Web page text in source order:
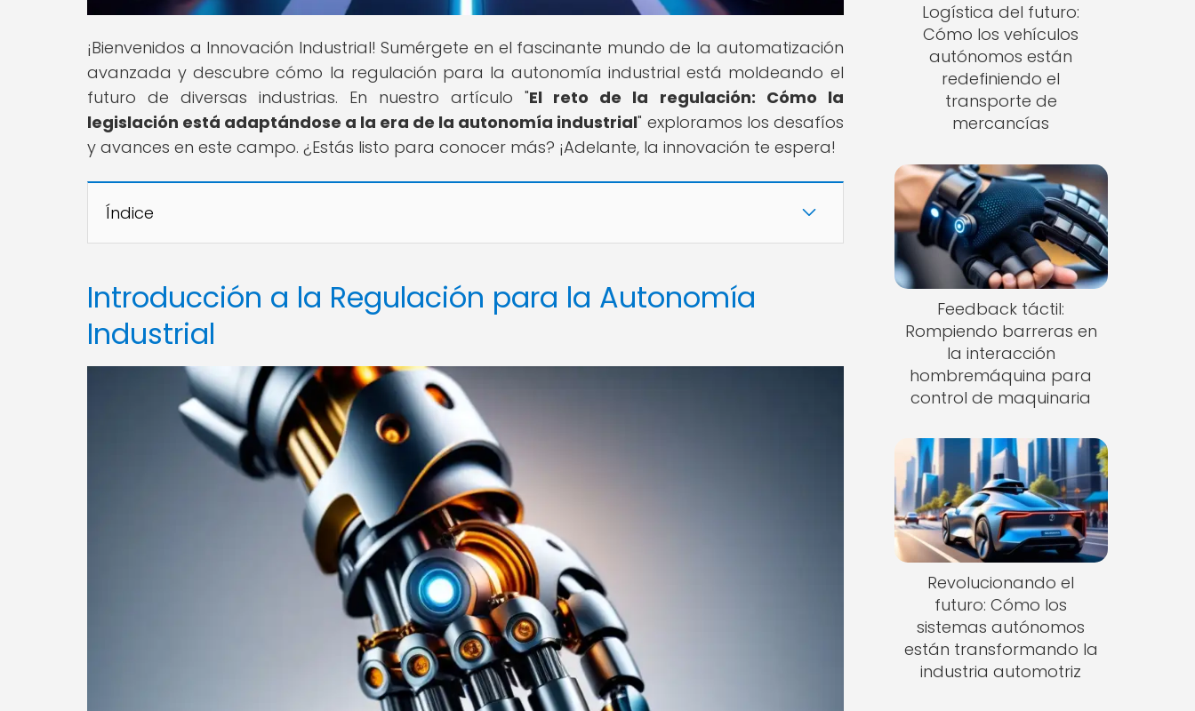
¡Bienvenidos a Innovación Industrial! Sumérgete en el fascinante mundo de la automatización
avanzada y descubre cómo la regulación para la autonomía industrial está moldeando el
futuro de diversas industrias. En nuestro artículo "El reto de la regulación: Cómo la
legislación está adaptándose a la era de la autonomía industrial" exploramos los desafíos
y avances en este campo. ¿Estás listo para conocer más? ¡Adelante, la innovación te espera!
Índice
Introducción a la Regulación para la Autonomía
Industrial
Logística del futuro:
Cómo los vehículos
autónomos están
redefiniendo el
transporte de
mercancías
Feedback táctil:
Rompiendo barreras en
la interacción
hombremáquina para
control de maquinaria
Revolucionando el
futuro: Cómo los
sistemas autónomos
están transformando la
industria automotriz